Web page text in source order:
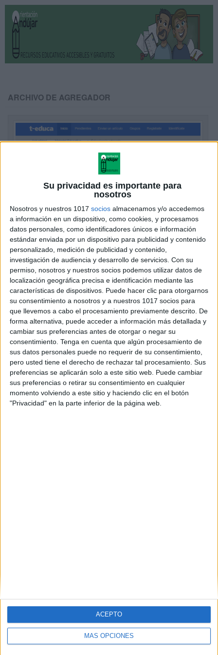
Su privacidad es importante para
nosotros
Nosotros y nuestros 1017 socios almacenamos y/o accedemos
a información en un dispositivo, como cookies, y procesamos
datos personales, como identificadores únicos e información
estándar enviada por un dispositivo para publicidad y contenido
personalizado, medición de publicidad y contenido,
investigación de audiencia y desarrollo de servicios. Con su
permiso, nosotros y nuestros socios podemos utilizar datos de
localización geográfica precisa e identificación mediante las
características de dispositivos. Puede hacer clic para otorgarnos
su consentimiento a nosotros y a nuestros 1017 socios para
que llevemos a cabo el procesamiento previamente descrito. De
forma alternativa, puede acceder a información más detallada y
cambiar sus preferencias antes de otorgar o negar su
consentimiento. Tenga en cuenta que algún procesamiento de
sus datos personales puede no requerir de su consentimiento,
pero usted tiene el derecho de rechazar tal procesamiento. Sus
preferencias se aplicarán solo a este sitio web. Puede cambiar
sus preferencias o retirar su consentimiento en cualquier
momento volviendo a este sitio y haciendo clic en el botón
"Privacidad" en la parte inferior de la página web.
MÁS OPCIONES
ACEPTO
ARCHIVO DE AGREGADOR
Si tienes un blog comparte en t-educa tus
publicaciones
Publicado el 10 noviembre, 2014
Queremos ofrecerte la posibilidad de aumentar
notablemente las visitas que diariamente recibes en tu
blog, mediante la publicación en t-educa de los
contenidos que realices. Desde T-EDUCA nosotros
los lanzaremos […]
SEGUIR LEYENDO
email